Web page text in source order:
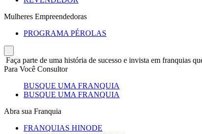
Mulheres Empreendedoras
PROGRAMA PÉROLAS
Faça parte de uma história de sucesso e invista em franquias
Para Você Consultor
BUSQUE UMA FRANQUIA
BUSQUE UMA FRANQUIA
Abra sua Franquia
FRANQUIAS HINODE